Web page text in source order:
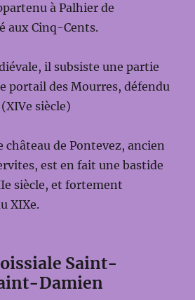
à Palhier de
aux Cinq-Cents.
il subsiste une partie
portail des Mourres, défendu
siècle)
de Pontevez, ancien
est en fait une bastide
siècle, et fortement
XIXe.
Saint-
Damien